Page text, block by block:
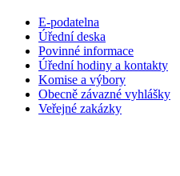
E-podatelna
Úřední deska
Povinné informace
Úřední hodiny a kontakty
Komise a výbory
Obecně závazné vyhlášky
Veřejné zakázky